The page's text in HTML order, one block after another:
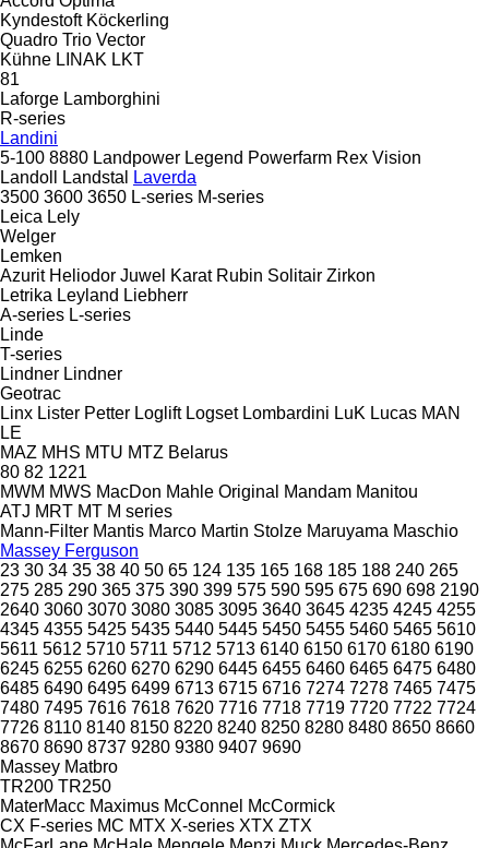
Kyndestoft Köckerling
Quadro Trio Vector
Kühne LINAK LKT
81
Laforge Lamborghini
R-series
Landini
5-100 8880 Landpower Legend Powerfarm Rex Vision
Landoll
Landstal
Laverda
3500 3600 3650 L-series M-series
Leica Lely
Welger
Lemken
Azurit Heliodor Juwel Karat Rubin Solitair Zirkon
Letrika Leyland Liebherr
A-series L-series
Linde
T-series
Lindner Lindner
Geotrac
Linx Lister Petter Loglift Logset Lombardini LuK Lucas MAN
LE
MAZ MHS MTU MTZ Belarus
80 82 1221
MWM MWS MacDon Mahle Original Mandam Manitou
ATJ MRT MT M series
Mann-Filter Mantis Marco Martin Stolze Maruyama Maschio
Massey Ferguson
23 30 34 35 38 40 50 65 124 135 165 168 185 188 240 265
275 285 290 365 375 390 399 575 590 595 675 690 698 2190
2640 3060 3070 3080 3085 3095 3640 3645 4235 4245 4255
4345 4355 5425 5435 5440 5445 5450 5455 5460 5465 5610
5611 5612 5710 5711 5712 5713 6140 6150 6170 6180 6190
6245 6255 6260 6270 6290 6445 6455 6460 6465 6475 6480
6485 6490 6495 6499 6713 6715 6716 7274 7278 7465 7475
7480 7495 7616 7618 7620 7716 7718 7719 7720 7722 7724
7726 8110 8140 8150 8220 8240 8250 8280 8480 8650 8660
8670 8690 8737 9280 9380 9407 9690
Massey Matbro
TR200 TR250
MaterMacc Maximus McConnel McCormick
CX F-series MC MTX X-series XTX ZTX